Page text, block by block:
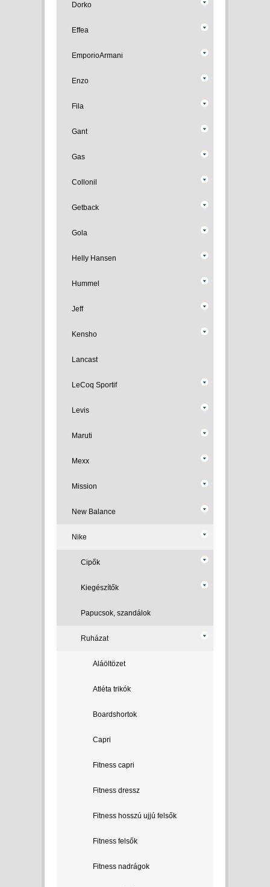
Dorko
Effea
EmporioArmani
Enzo
Fila
Gant
Gas
Collonil
Getback
Gola
Helly Hansen
Hummel
Jeff
Kensho
Lancast
LeCoq Sportif
Levis
Maruti
Mexx
Mission
New Balance
Nike
Cipők
Kiegészítők
Papucsok, szandálok
Ruházat
Aláöltözet
Atléta trikók
Boardshortok
Capri
Fitness capri
Fitness dressz
Fitness hosszú ujjú felsők
Fitness felsők
Fitness nadrágok